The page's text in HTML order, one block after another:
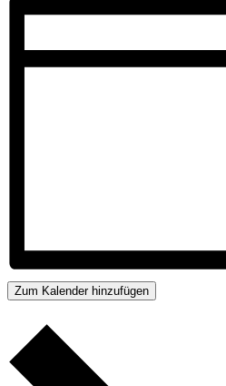
Zum Kalender hinzufügen